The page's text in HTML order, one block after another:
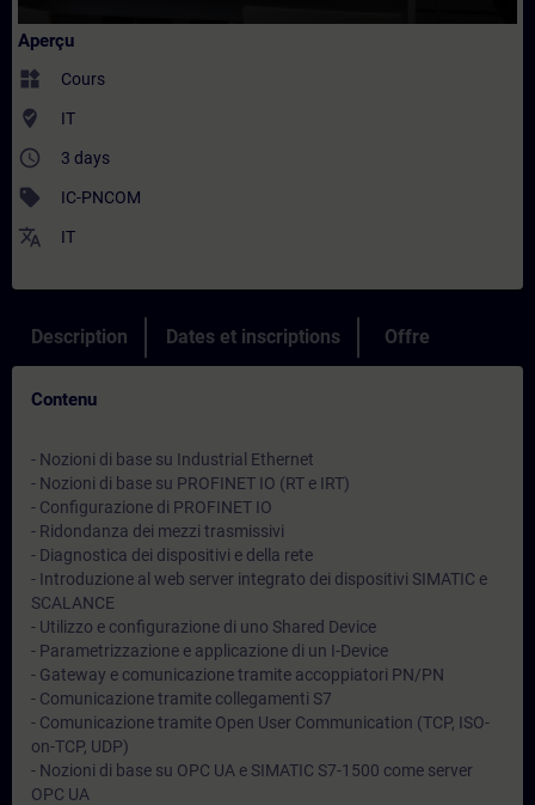
Aperçu
widgets Cours
where_to_vote IT
access_time 3 days
sell IC-PNCOM
translate IT
Description Dates et inscriptions Offre
Contenu
- Nozioni di base su Industrial Ethernet
- Nozioni di base su PROFINET IO (RT e IRT)
- Configurazione di PROFINET IO
- Ridondanza dei mezzi trasmissivi
- Diagnostica dei dispositivi e della rete
- Introduzione al web server integrato dei dispositivi SIMATIC e
SCALANCE
- Utilizzo e configurazione di uno Shared Device
- Parametrizzazione e applicazione di un I-Device
- Gateway e comunicazione tramite accoppiatori PN/PN
- Comunicazione tramite collegamenti S7
- Comunicazione tramite Open User Communication (TCP, ISO-
on-TCP, UDP)
- Nozioni di base su OPC UA e SIMATIC S7-1500 come server
OPC UA